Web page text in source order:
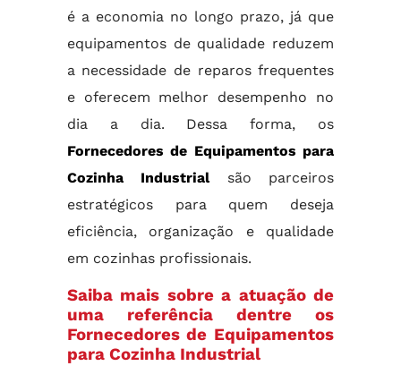
é a economia no longo prazo, já que
equipamentos de qualidade reduzem
a necessidade de reparos frequentes
e oferecem melhor desempenho no
dia a dia. Dessa forma, os
Fornecedores de Equipamentos para
Cozinha Industrialsão parceiros
estratégicos para quem deseja
eficiência, organização e qualidade
em cozinhas profissionais.
Saiba mais sobre a atuação de
uma referência dentre os
Fornecedores de Equipamentos
para Cozinha Industrial